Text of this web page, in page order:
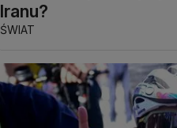
Iranu?
ŚWIAT